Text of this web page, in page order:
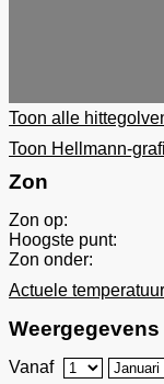
Toon alle
Toon Hellmann-
Zon
Zon op:
Hoogste punt:
Zon onder:
Actuele temperatuur
Vanaf